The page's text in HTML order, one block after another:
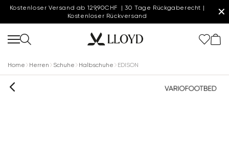
Kostenloser Versand ab 129,90CHF | 30 Tage Rückgaberecht |
Kostenloser Rückversand
✕
Home Herren Schuhe Halbschuhe EDISON